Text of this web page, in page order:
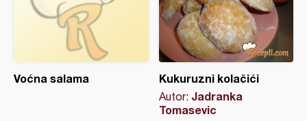
Voćna salama Kukuruzni kolačići
Autor: Jadranka
Tomasevic